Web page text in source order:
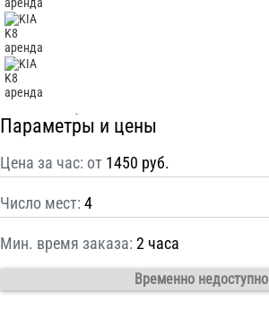
Параметры и цены
Цена за час: от 1450 руб.
Число мест: 4
Мин. время заказа: 2 часа
Временно недоступно